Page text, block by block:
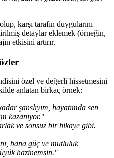
karşı tarafın duygularını
detaylar eklemek (örneğin,
etkisini artırır.
özel ve değerli hissetmesini
anlatan birkaç örnek:
şanslıyım, hayatımda sen
kazanıyor."
ve sonsuz bir hikaye gibi.
bana güç ve mutluluk
hazinemsin."